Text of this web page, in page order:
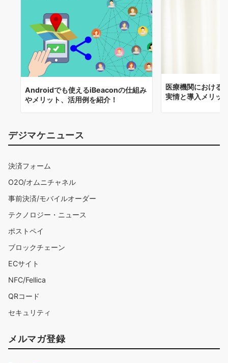
Androidでも使えるiBeaconの仕組み
やメリット、活用例を紹介！
医療機関における
実情と導入メリッ
デジマケニュース
決済フォーム
O2O/オムニチャネル
事前決済/モバイルオーダー
テクノロジー・ニュース
ポストペイ
ブロックチェーン
ECサイト
NFC/Fellica
QRコード
セキュリティ
メルマガ登録